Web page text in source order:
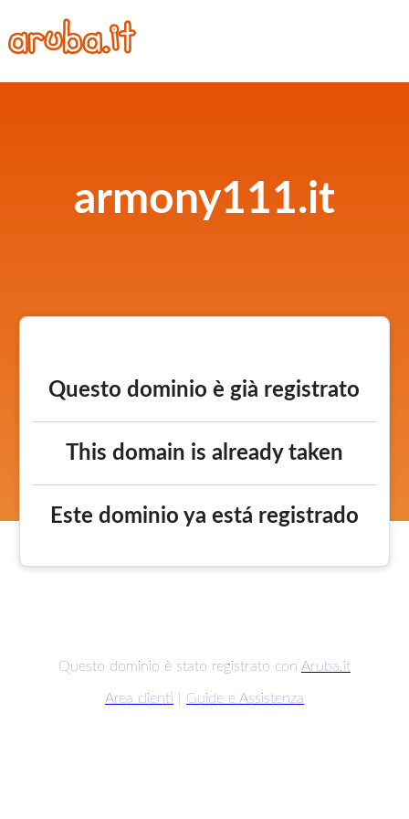
armony111.it
Questo dominio è già registrato
This domain is already taken
Este dominio ya está registrado
Questo dominio è stato registrato con Aruba.it
Area clienti Guide e Assistenza